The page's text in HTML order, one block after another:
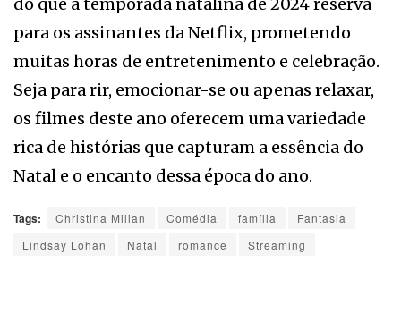
para os assinantes da Netflix, prometendo
muitas horas de entretenimento e celebração.
Seja para rir, emocionar-se ou apenas relaxar,
os filmes deste ano oferecem uma variedade
rica de histórias que capturam a essência do
Natal e o encanto dessa época do ano.
Tags: Christina Milian Comédia família
Fantasia
Lindsay Lohan
Natal romance Streaming